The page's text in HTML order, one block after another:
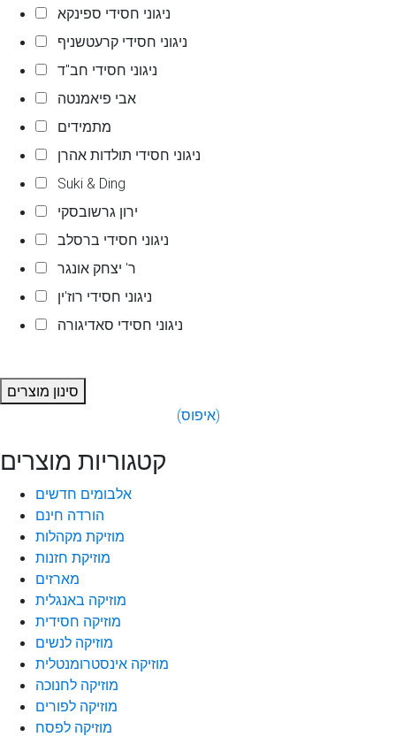
ניגוני חסידי ספינקא
ניגוני חסידי קרעטשניף
ניגוני חסידי חב"ד
אבי פיאמנטה
מתמידים
ניגוני חסידי תולדות אהרן
Suki & Ding
ירון גרשובסקי
ניגוני חסידי ברסלב
ר' יצחק אונגר
ניגוני חסידי רוז'ין
ניגוני חסידי סאדיגורה
סינון מוצרים
(איפוס)
קטגוריות מוצרים
אלבומים חדשים
הורדה חינם
מוזיקת מקהלות
מוזיקת חזנות
מארזים
מוזיקה באנגלית
מוזיקה חסידית
מוזיקה לנשים
מוזיקה אינסטרומנטלית
מוזיקה לחנוכה
מוזיקה לפורים
מוזיקה לפסח